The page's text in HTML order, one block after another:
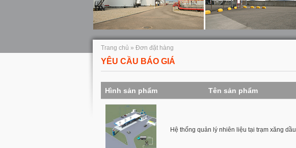
Trang chủ » Đơn đặt hàng
YÊU CẦU BÁO GIÁ
Hình sản phẩm Tên sản phẩm
Hệ thống quản lý nhiên liệu tại trạm xăng dầu